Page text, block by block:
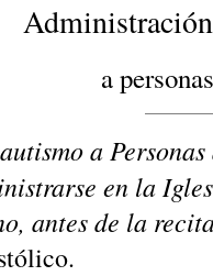
a
a
en la
antes de la